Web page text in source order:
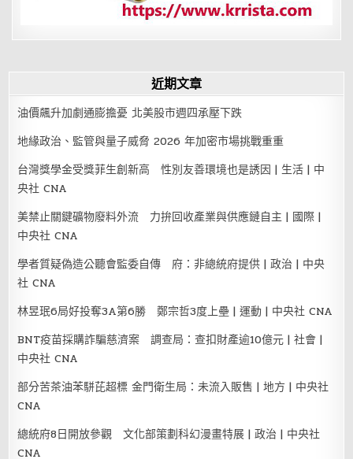
近期文章
油價飆升加劇通膨擔憂 北美股市週四承壓下跌
地緣政治、監管與量子威脅 2026 年加密市場挑戰重重
台灣獎學金受獎菲生創新高 性別友善環境也是誘因 | 生活 | 中
央社 CNA
美禁止關鍵礦物廢料外流 力拚回收產業與供應鏈自主 | 國際 |
中央社 CNA
學者質疑偽造公聽會監委自傳 府：非總統府提供 | 政治 | 中央
社 CNA
林昱珉6局好投奪3A第6勝 鄭宗哲3度上壘 | 運動 | 中央社 CNA
BNT疫苗採購詐騙慈濟案 調查局：查扣財產逾10億元 | 社會 |
中央社 CNA
部分苦茶油苯駢芘超標 金門衛生局：未流入販售 | 地方 | 中央社
CNA
總統府8日開放參觀 文化部策劃科幻漫畫特展 | 政治 | 中央社
CNA